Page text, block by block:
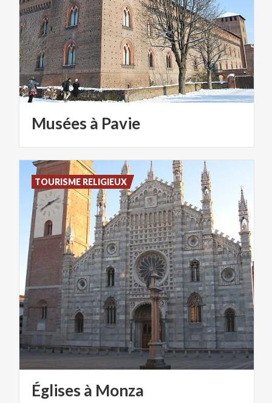
Musées à Pavie
Églises à Monza
TOURISME RELIGIEUX